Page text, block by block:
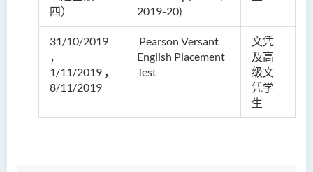
四）
2019-20)
31/10/2019
，
1/11/2019 ，
8/11/2019
Pearson Versant
English Placement
Test
文凭
及高
级文
凭学
生